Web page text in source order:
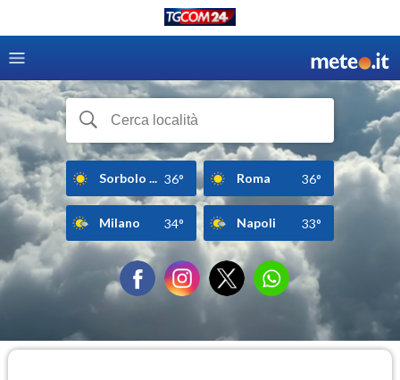
Sorbolo ... 36° Roma 36°
Milano 34° Napoli 33°